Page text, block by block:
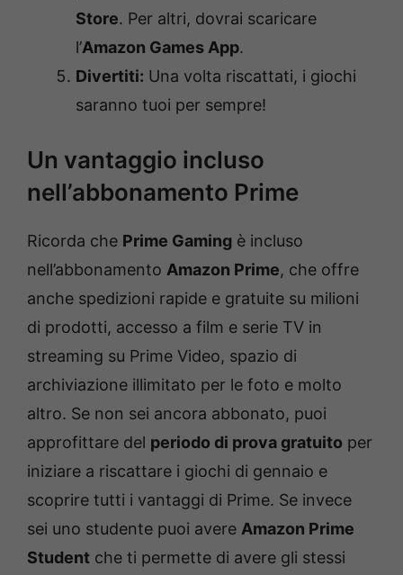
Store. Per altri, dovrai scaricare
l’Amazon Games App.
Divertiti: Una volta riscattati, i giochi
saranno tuoi per sempre!
Un vantaggio incluso
nell’abbonamento Prime
Ricorda che Prime Gaming è incluso
nell’abbonamento Amazon Prime, che offre
anche spedizioni rapide e gratuite su milioni
di prodotti, accesso a film e serie TV in
streaming su Prime Video, spazio di
archiviazione illimitato per le foto e molto
altro. Se non sei ancora abbonato, puoi
approfittare del periodo di prova gratuito per
iniziare a riscattare i giochi di gennaio e
scoprire tutti i vantaggi di Prime. Se invece
sei uno studente puoi avere Amazon Prime
Student che ti permette di avere gli stessi